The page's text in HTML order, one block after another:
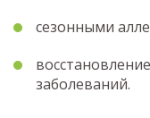
сезонными
заболеваний.